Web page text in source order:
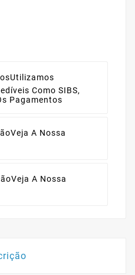
Utilizamos
Como SIBS,
Pagamentos
Veja A Nossa
Veja A Nossa